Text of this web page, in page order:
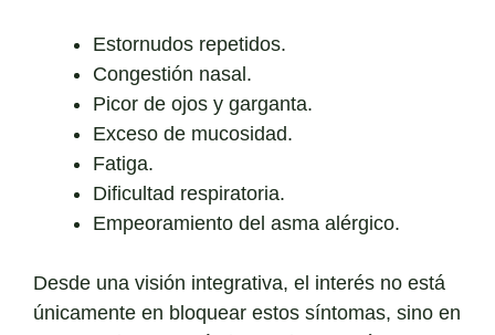
Estornudos repetidos.
Congestión nasal.
Picor de ojos y garganta.
Exceso de mucosidad.
Fatiga.
Dificultad respiratoria.
Empeoramiento del asma alérgico.
Desde una visión integrativa, el interés no está
únicamente en bloquear estos síntomas, sino en